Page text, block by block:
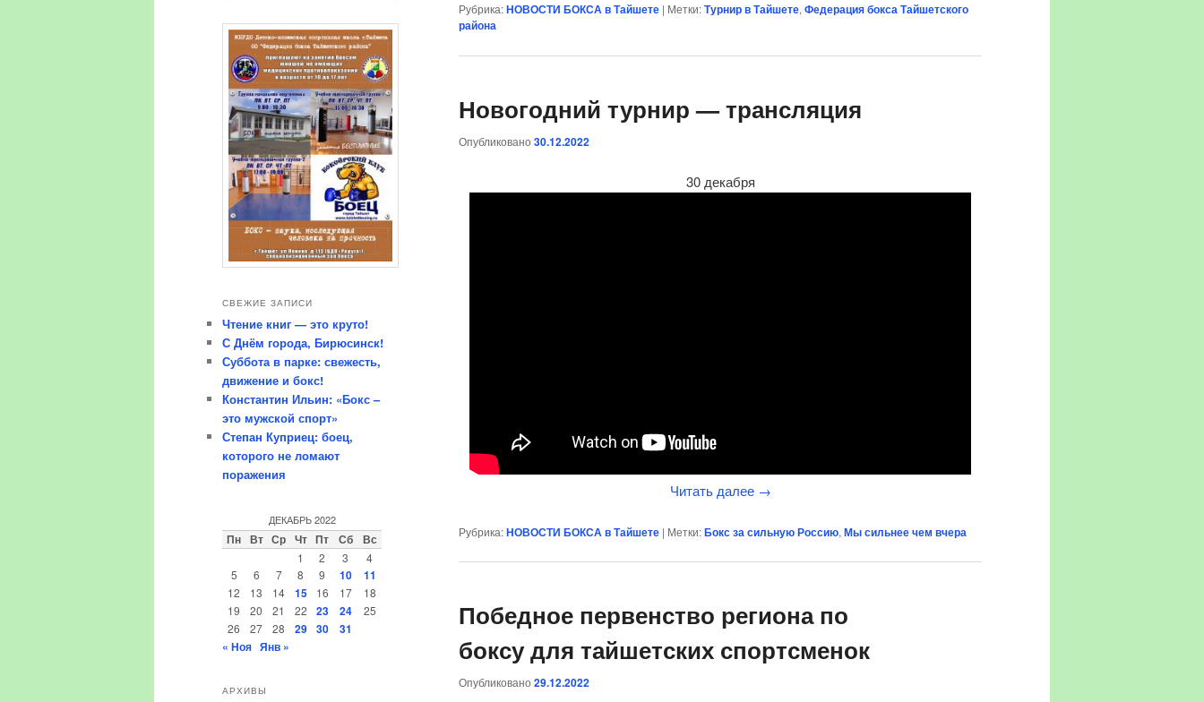
Рубрика:НОВОСТИ БОКСА в Тайшете | Метки:Турнир в Тайшете, Федерация бокса Тайшетского
района
Новогодний турнир — трансляция
Опубликовано 30.12.2022
30 декабря
Читать далее →
Рубрика:НОВОСТИ БОКСА в Тайшете | Метки:Бокс за сильную Россию, Мы сильнее чем вчера
Победное первенство региона по
боксу для тайшетских спортсменок
Опубликовано 29.12.2022
СВЕЖИЕ ЗАПИСИ
Чтение книг — это круто!
С Днём города, Бирюсинск!
Суббота в парке: свежесть,
движение и бокс!
Константин Ильин: «Бокс –
это мужской спорт»
Степан Куприец: боец,
которого не ломают
поражения
ДЕКАБРЬ 2022
Пн Вт Ср Чт Пт Сб Вс
1 2 3
4
5
6 7 8 9 10 11
12 13 14 15 16 17
18
19
20 21 22 23 24
25
26
27 28 29 30
31
« Ноя Янв »
АРХИВЫ